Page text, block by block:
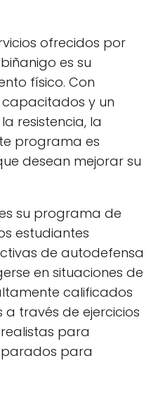
ofrecidos por
es su
físico. Con
y un
resistencia, la
programa es
desean mejorar su
su programa de
estudiantes
de autodefensa
en situaciones de
calificados
través de ejercicios
para
para